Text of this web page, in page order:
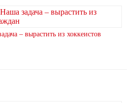
– вырастить из хоккеистов